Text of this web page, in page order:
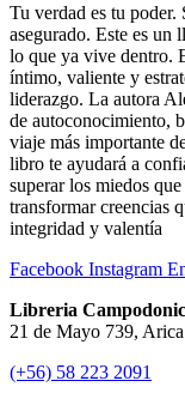
Tu verdad es tu poder.
asegurado. Este es un
lo que ya vive dentro.
íntimo, valiente y
liderazgo. La autora
de autoconocimiento,
viaje más importante
libro te ayudará a
superar los miedos
transformar creencias
integridad y valentía
Facebook Instagram
Libreria
21 de Mayo 739, Arica
(+56) 58 223 2091